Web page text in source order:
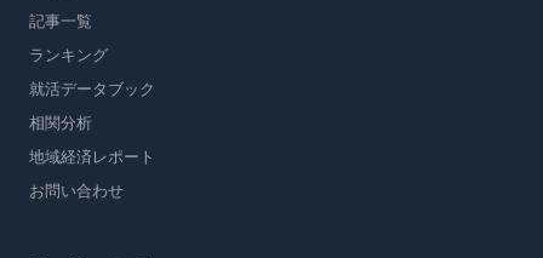
記事一覧
ランキング
就活データブック
相関分析
地域経済レポート
お問い合わせ